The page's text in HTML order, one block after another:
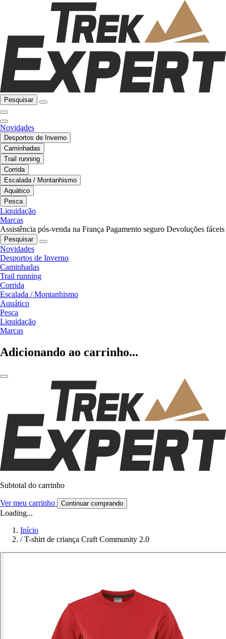
Pesquisar
Novidades
Desportos de Inverno
Caminhadas
Trail running
Corrida
Escalada / Montanhismo
Aquático
Pesca
Liquidação
Marcas
Assistência pós-venda na França Pagamento seguro Devoluções fáceis
Pesquisar
Novidades
Desportos de Inverno
Caminhadas
Trail running
Corrida
Escalada / Montanhismo
Aquático
Pesca
Liquidação
Marcas
Adicionando ao carrinho...
Subtotal do carrinho
Ver meu carrinho Continuar comprando
Loading...
Início
/ T-shirt de criança Craft Community 2.0